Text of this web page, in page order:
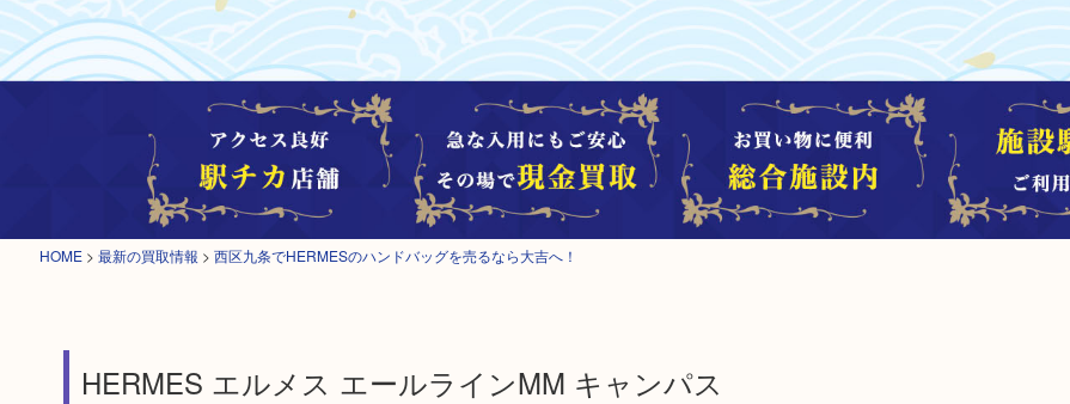
HOME > 最新の買取情報 > 西区九条でHERMESのハンドバッグを売るなら大吉へ！
HERMES エルメス エールラインMM キャンパス